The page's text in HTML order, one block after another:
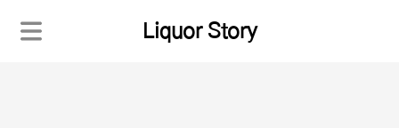
Liquor Story